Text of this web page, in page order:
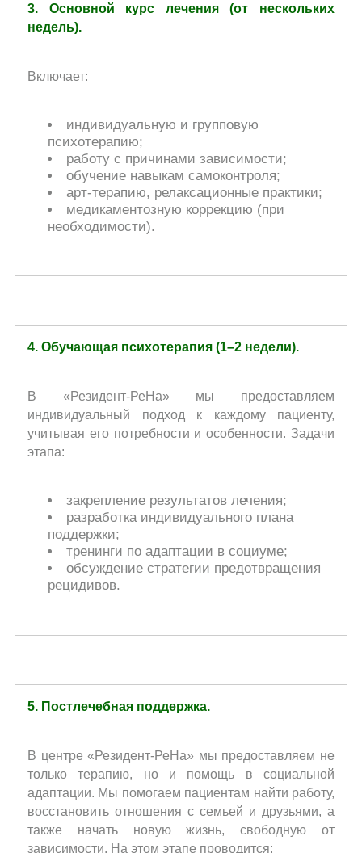
3. Основной курс лечения (от нескольких
недель).
Включает:
индивидуальную и групповую
психотерапию;
работу с причинами зависимости;
обучение навыкам самоконтроля;
арт-терапию, релаксационные практики;
медикаментозную коррекцию (при
необходимости).
4. Обучающая психотерапия (1–2 недели).
В «Резидент-РеНа» мы предоставляем
индивидуальный подход к каждому пациенту,
учитывая его потребности и особенности. Задачи
этапа:
закрепление результатов лечения;
разработка индивидуального плана
поддержки;
тренинги по адаптации в социуме;
обсуждение стратегии предотвращения
рецидивов.
5. Постлечебная поддержка.
В центре «Резидент-РеНа» мы предоставляем не
только терапию, но и помощь в социальной
адаптации. Мы помогаем пациентам найти работу,
восстановить отношения с семьей и друзьями, а
также начать новую жизнь, свободную от
зависимости. На этом этапе проводится: